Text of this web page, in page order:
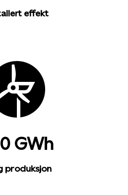
effekt
GWh
produksjon